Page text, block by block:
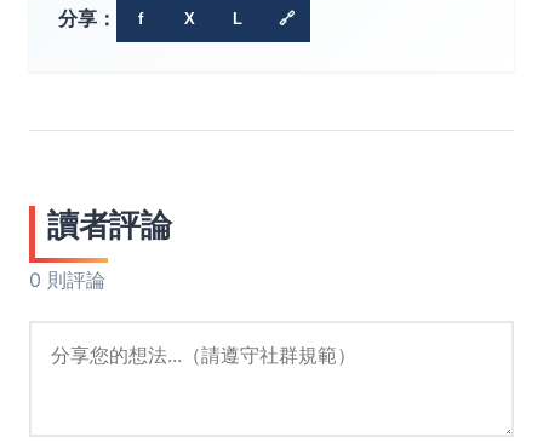
分享： f X L 🔗
讀者評論
0 則評論